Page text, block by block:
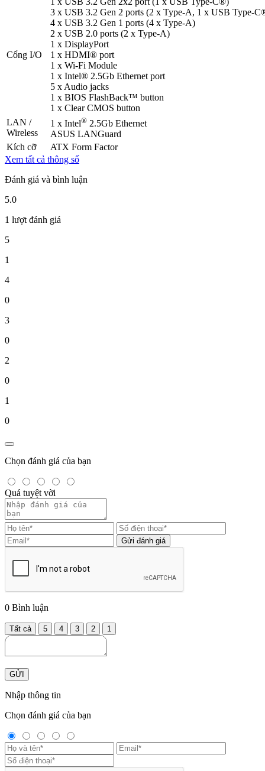
Cổng I/O
3 x USB 3.2 Gen 2 ports (2 x Type-A, 1 x USB Type-
4 x USB 3.2 Gen 1 ports (4 x Type-A)
2 x USB 2.0 ports (2 x Type-A)
1 x DisplayPort
1 x HDMI® port
1 x Wi-Fi Module
1 x Intel® 2.5Gb Ethernet port
5 x Audio jacks
1 x BIOS FlashBack™ button
1 x Clear CMOS button
LAN /
Wireless
1 x Intel® 2.5Gb Ethernet
ASUS LANGuard
Kích cỡ
ATX Form Factor
Xem tất cả thông số
Đánh giá và bình luận
5.0
1 lượt đánh giá
5
1
4
0
3
0
2
0
1
0
Chọn đánh giá của bạn
Quá tuyệt vời
Gửi đánh giá
0 Bình luận
Tất cả 5 4 3 2 1
GỬI
Nhập thông tin
Chọn đánh giá của bạn